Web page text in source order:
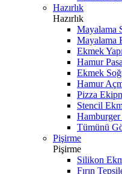
Hazırlık
Hazırlık
Mayalama
Mayalama
Ekmek
Hamur
Ekmek
Hamur
Pizza
Stencil
Hamburger
Tümünü
Pişirme
Pişirme
Silikon
Fırın